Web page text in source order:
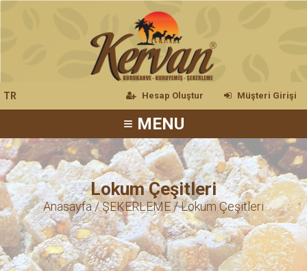
TR Müşteri Girişi
Hesap Oluştur
≡ MENU
Lokum Çeşitleri
Anasayfa/ŞEKERLEME/ Lokum Çeşitleri